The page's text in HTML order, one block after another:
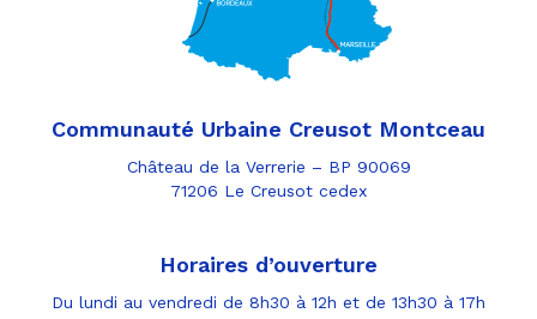
Communauté Urbaine Creusot Montceau
Château de la Verrerie – BP 90069
71206 Le Creusot cedex
Horaires d’ouverture
Du lundi au vendredi de 8h30 à 12h et de 13h30 à 17h